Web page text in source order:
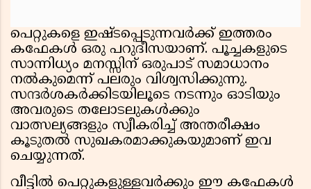
പെറ്റുകളെ ഇഷ്ടപ്പെടുന്നവർക്ക് ഇത്തരം
കഫേകൾ ഒരു പറുദീസയാണ്. പൂച്ചകളുടെ
സാന്നിധ്യം മനസ്സിന് ഒരുപാട് സമാധാനം
നൽകുമെന്ന് പലരും വിശ്വസിക്കുന്നു.
സന്ദർശകർക്കിടയിലൂടെ നടന്നും ഓടിയും
അവരുടെ തലോടലുകൾക്കും
വാത്സല്യങ്ങളും സ്വീകരിച്ച് അന്തരീക്ഷം
കൂടുതൽ സുഖകരമാക്കുകയുമാണ് ഇവ
ചെയ്യുന്നത്.
വീട്ടിൽ പെറ്റുകളുള്ളവർക്കും ഈ കഫേകൾ